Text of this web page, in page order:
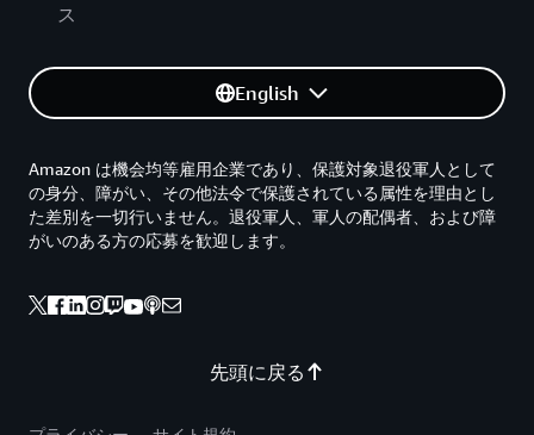
ス
English
先頭に戻る
Amazon は機会均等雇用企業であり、保護対象退役軍人として
の身分、障がい、その他法令で保護されている属性を理由とし
た差別を一切行いません。退役軍人、軍人の配偶者、および障
がいのある方の応募を歓迎します。